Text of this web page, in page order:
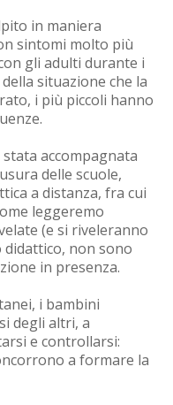
in maniera
sintomi molto più
gli adulti durante i
situazione che la
i più piccoli hanno
accompagnata
delle scuole,
a distanza, fra cui
leggeremo
(e si riveleranno
non sono
in presenza.
i bambini
degli altri, a
e controllarsi:
a formare la